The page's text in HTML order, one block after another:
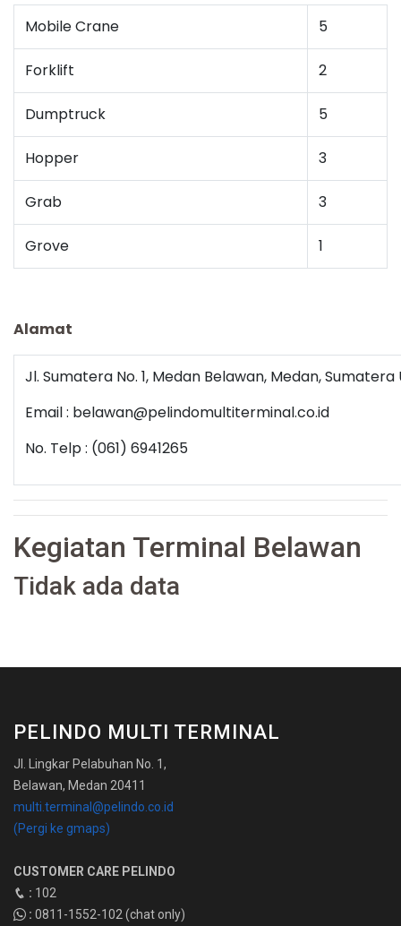
Mobile Crane 5
Forklift 2
Dumptruck 5
Hopper 3
Grab 3
Grove 1
Alamat
Jl. Sumatera No. 1, Medan Belawan, Medan, Sumatera
Email : belawan@pelindomultiterminal.co.id
No. Telp : (061) 6941265
Kegiatan Terminal Belawan
Tidak ada data
PELINDO MULTI TERMINAL
Jl. Lingkar Pelabuhan No. 1,
Belawan, Medan 20411
multi.terminal@pelindo.co.id
(Pergi ke gmaps)
CUSTOMER CARE PELINDO
: 102
: 0811-1552-102 (chat only)